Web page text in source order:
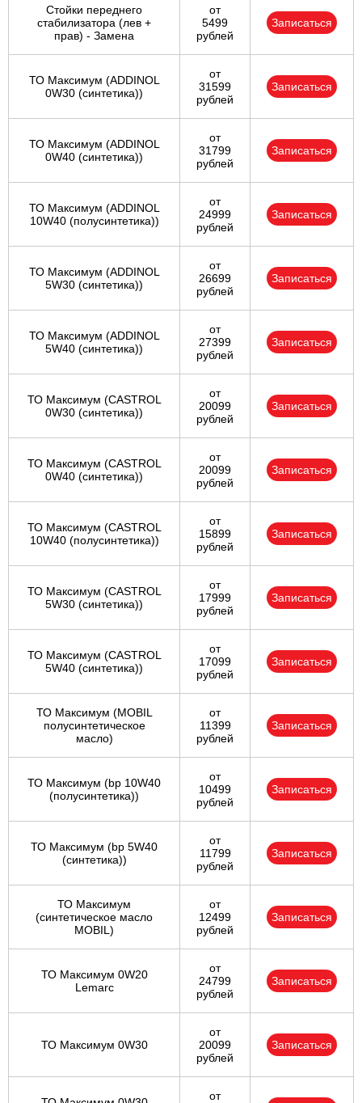
Стойки переднего
стабилизатора (лев +
прав) - Замена
от
5499
рублей
Записаться
ТО Максимум (ADDINOL
0W30 (синтетика))
от
31599
рублей
Записаться
ТО Максимум (ADDINOL
0W40 (синтетика))
от
31799
рублей
Записаться
ТО Максимум (ADDINOL
10W40 (полусинтетика))
от
24999
рублей
Записаться
ТО Максимум (ADDINOL
5W30 (синтетика))
от
26699
рублей
Записаться
ТО Максимум (ADDINOL
5W40 (синтетика))
от
27399
рублей
Записаться
ТО Максимум (CASTROL
0W30 (синтетика))
от
20099
рублей
Записаться
ТО Максимум (CASTROL
0W40 (синтетика))
от
20099
рублей
Записаться
ТО Максимум (CASTROL
10W40 (полусинтетика))
от
15899
рублей
Записаться
ТО Максимум (CASTROL
5W30 (синтетика))
от
17999
рублей
Записаться
ТО Максимум (CASTROL
5W40 (синтетика))
от
17099
рублей
Записаться
ТО Максимум (MOBIL
полуcинтетическое
масло)
от
11399
рублей
Записаться
ТО Максимум (bp 10W40
(полусинтетика))
от
10499
рублей
Записаться
ТО Максимум (bp 5W40
(синтетика))
от
11799
рублей
Записаться
ТО Максимум
(cинтетическое масло
MOBIL)
от
12499
рублей
Записаться
ТО Максимум 0W20
Lemarc
от
24799
рублей
Записаться
ТО Максимум 0W30
от
20099
рублей
Записаться
от